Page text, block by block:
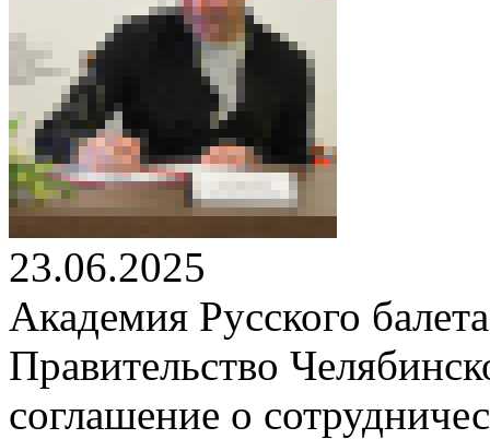
23.06.2025
Академия Русского
Правительство
соглашение о